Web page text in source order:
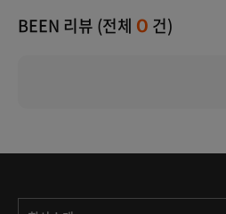
BEEN 리뷰 (전체 0 건)